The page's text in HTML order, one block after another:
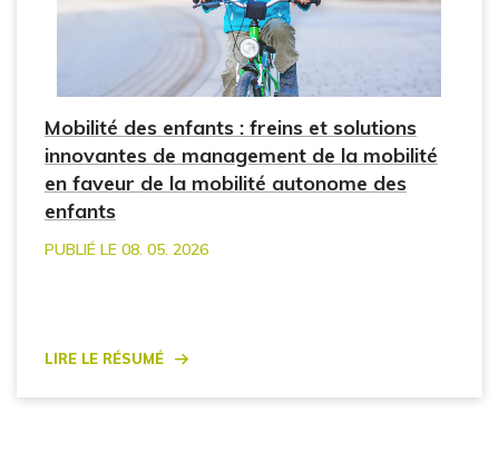
Mobilité des enfants : freins et solutions
innovantes de management de la mobilité
en faveur de la mobilité autonome des
enfants
PUBLIÉ LE 08. 05. 2026
Lire le résumé